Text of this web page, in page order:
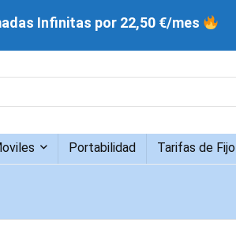
Portabilidad Tarifas de Fijo
Infinitas por 22,50 €/mes